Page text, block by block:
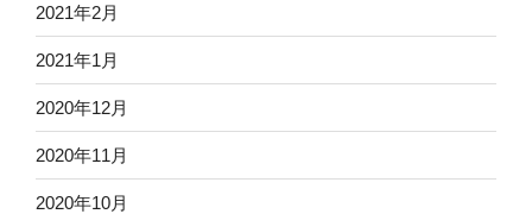
2021年2月
2021年1月
2020年12月
2020年11月
2020年10月